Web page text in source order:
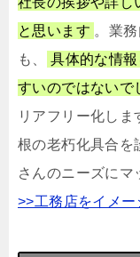
と思います 。業
も、
具体的な情
すいのではないで
リアフリー化し
根の老朽化具合を
さんのニーズにマ
>>工務店をイメ